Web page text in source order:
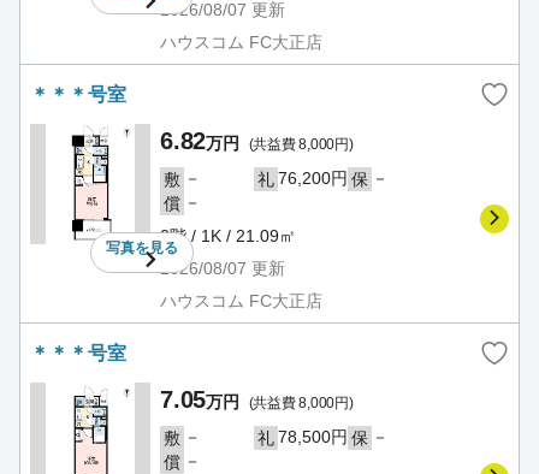
2026/08/07 更新
ハウスコム FC大正店
＊＊＊号室
写真を見る
6.82万円 (共益費 8,000円)
敷 － 礼76,200円 保 －
償 －
2階 / 1K / 21.09㎡
2026/08/07 更新
ハウスコム FC大正店
＊＊＊号室
7.05万円 (共益費 8,000円)
敷 － 礼78,500円 保 －
償 －